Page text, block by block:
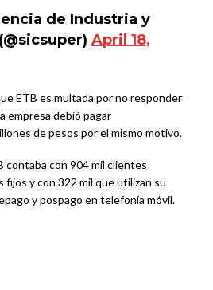
de Industria y
April 18,
ETB es multada por no responder
empresa debió pagar
de pesos por el mismo motivo.
contaba con 904 mil clientes
y con 322 mil que utilizan su
y pospago en telefonía móvil.